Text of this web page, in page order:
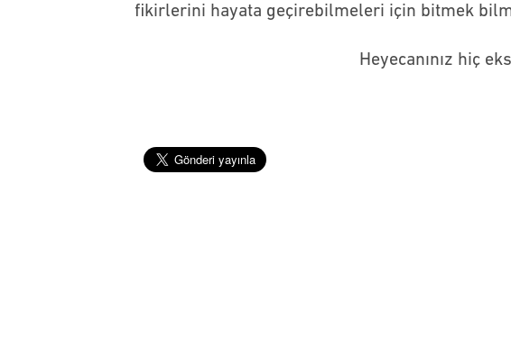
fikirlerini hayata geçirebilmeleri için bitmek
Heyecanınız hiç